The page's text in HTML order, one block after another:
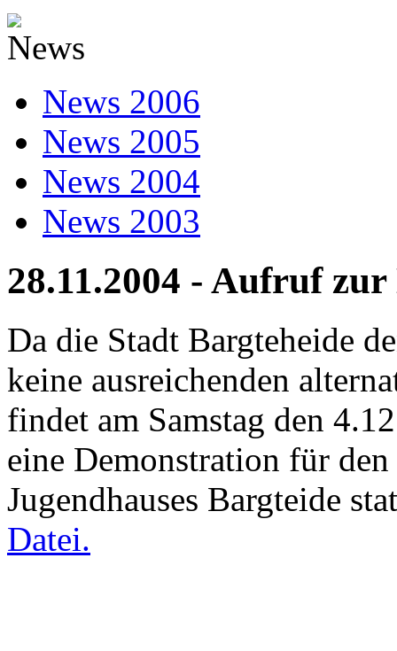
News 2006
News 2005
News 2004
News 2003
28.11.2004 - Aufruf zur
Da die Stadt Bargteheide
keine ausreichenden
findet am Samstag den
eine Demonstration für
Jugendhauses Bargteide
Datei.